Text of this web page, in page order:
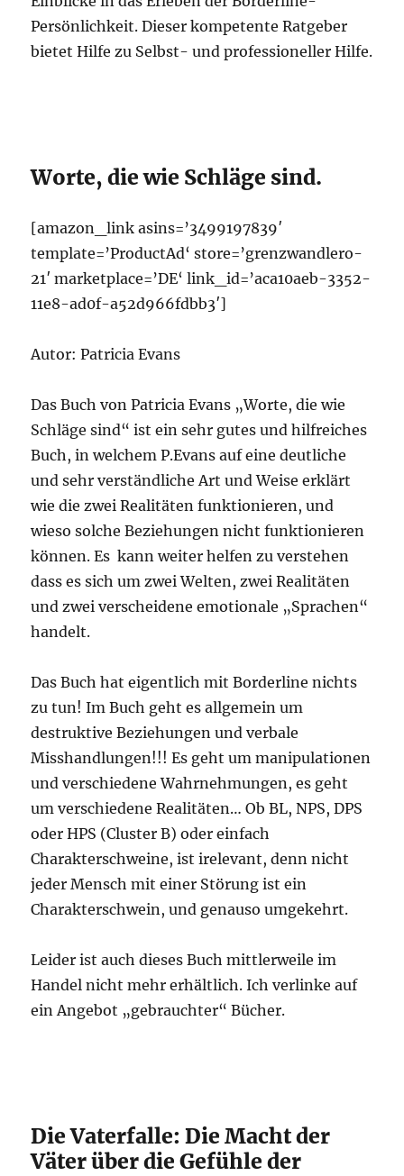
Persönlichkeit. Dieser kompetente Ratgeber
bietet Hilfe zu Selbst- und professioneller Hilfe.
Worte, die wie Schläge sind.
[amazon_link asins=’3499197839′
template=’ProductAd‘ store=’grenzwandlero-
21′ marketplace=’DE‘ link_id=’aca10aeb-3352-
11e8-ad0f-a52d966fdbb3′]
Autor: Patricia Evans
Das Buch von Patricia Evans „Worte, die wie
Schläge sind“ ist ein sehr gutes und hilfreiches
Buch, in welchem P.Evans auf eine deutliche
und sehr verständliche Art und Weise erklärt
wie die zwei Realitäten funktionieren, und
wieso solche Beziehungen nicht funktionieren
können. Es kann weiter helfen zu verstehen
dass es sich um zwei Welten, zwei Realitäten
und zwei verscheidene emotionale „Sprachen“
handelt.
Das Buch hat eigentlich mit Borderline nichts
zu tun! Im Buch geht es allgemein um
destruktive Beziehungen und verbale
Misshandlungen!!! Es geht um manipulationen
und verschiedene Wahrnehmungen, es geht
um verschiedene Realitäten… Ob BL, NPS, DPS
oder HPS (Cluster B) oder einfach
Charakterschweine, ist irelevant, denn nicht
jeder Mensch mit einer Störung ist ein
Charakterschwein, und genauso umgekehrt.
Leider ist auch dieses Buch mittlerweile im
Handel nicht mehr erhältlich. Ich verlinke auf
ein Angebot „gebrauchter“ Bücher.
Die Vaterfalle: Die Macht der
Väter über die Gefühle der